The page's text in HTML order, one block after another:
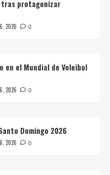
tras protagonizar
2026 0
en el Mundial de Voleibol
2026 0
Domingo 2026
2026 0